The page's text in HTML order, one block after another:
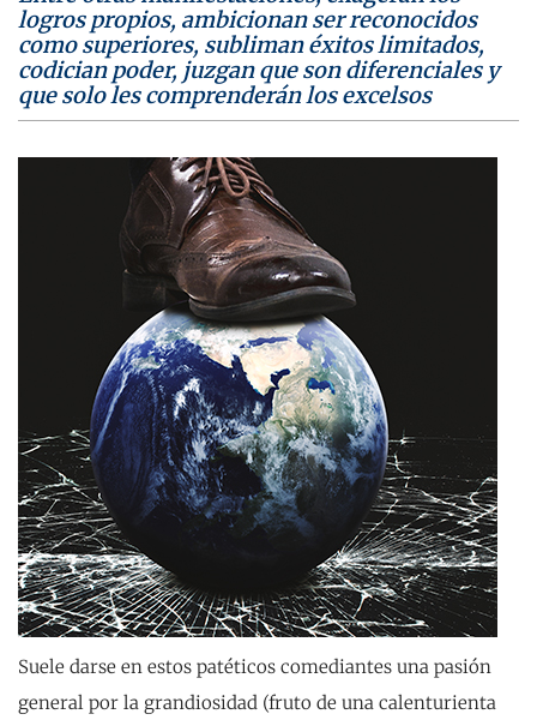
logros propios, ambicionan ser reconocidos
como superiores, subliman éxitos limitados,
codician poder, juzgan que son diferenciales y
que solo les comprenderán los excelsos
Suele darse en estos patéticos comediantes una pasión
general por la grandiosidad (fruto de una calenturienta